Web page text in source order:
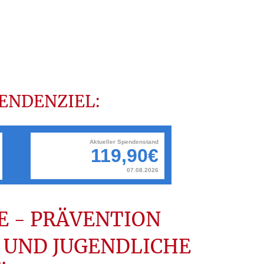
- PRÄVENTION
JUGENDLICHE